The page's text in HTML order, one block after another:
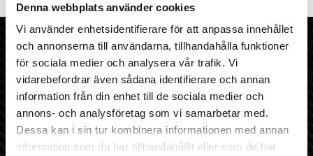
Denna webbplats använder cookies
Vi använder enhetsidentifierare för att anpassa innehållet
och annonserna till användarna, tillhandahålla funktioner
för sociala medier och analysera vår trafik. Vi
vidarebefordrar även sådana identifierare och annan
information från din enhet till de sociala medier och
annons- och analysföretag som vi samarbetar med.
Dessa kan i sin tur kombinera informationen med annan
information som du har tillhandahållit eller som de har
här
produkten
har
flera
varianter.
De
HiFi Experience AB
HEM
KÖPVILLKOR
OM HIFI EXPERIENCE
VÅR BUTIK
MULTIROOM
LÄNKAR